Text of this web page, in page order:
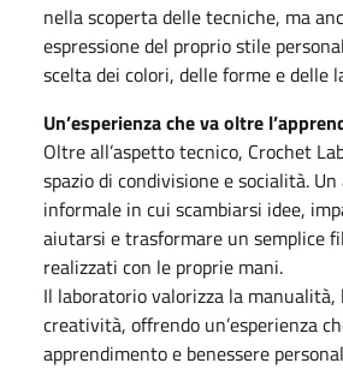
nella scoperta delle tecniche, ma
espressione del proprio stile
scelta dei colori, delle forme e delle
Un’esperienza che va oltre
Oltre all’aspetto tecnico, Crochet
spazio di condivisione e socialità.
informale in cui scambiarsi idee,
aiutarsi e trasformare un semplice
realizzati con le proprie mani.
Il laboratorio valorizza la manualità,
creatività, offrendo un’esperienza
apprendimento e benessere